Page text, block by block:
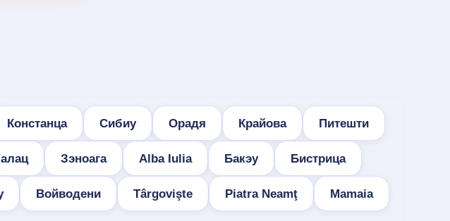
Констанца Сибиу Орадя Крайова Питешти
Зэноага Alba Iulia Бакэу Бистрица
Войводени Târgovişte Piatra Neamţ Mamaia